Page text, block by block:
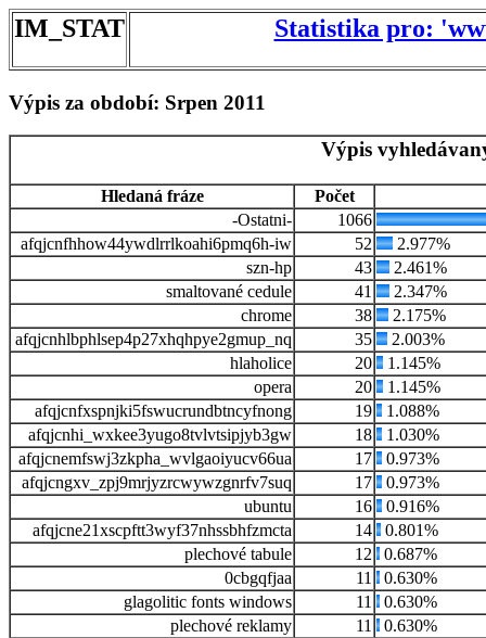
IM_STAT Statistika pro:
Výpis za období: Srpen 2011
Výpis
Hledaná fráze
Počet
-Ostatni-
1066
afqjcnfhhow44ywdlrrlkoahi6pmq6h-iw
52
2.977%
szn-hp
43
2.461%
smaltované cedule
41
2.347%
chrome
38
2.175%
afqjcnhlbphlsep4p27xhqhpye2gmup_nq
35
2.003%
hlaholice
20
1.145%
opera
20
1.145%
afqjcnfxspnjki5fswucrundbtncyfnong
19
1.088%
afqjcnhi_wxkee3yugo8tvlvtsipjyb3gw
18
1.030%
afqjcnemfswj3zkpha_wvlgaoiyucv66ua
17
0.973%
afqjcngxv_zpj9mrjyzrcwywzgnrfv7suq
17
0.973%
ubuntu
16
0.916%
afqjcne21xscpftt3wyf37nhssbhfzmcta
14
0.801%
plechové tabule
12
0.687%
0cbgqfjaa
11
0.630%
glagolitic fonts windows
11
0.630%
plechové reklamy
11
0.630%